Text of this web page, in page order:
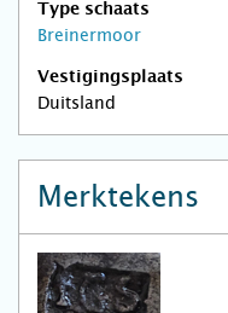
Type schaats
Breinermoor
Vestigingsplaats
Duitsland
Merktekens